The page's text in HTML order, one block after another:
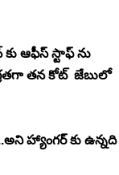
ఆఫీస్ స్టాఫ్ ను
తన కోట్  జేబులో
హ్యాంగర్ కు ఉన్నది